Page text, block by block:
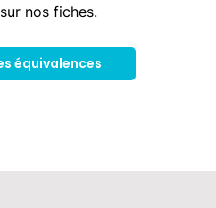
nos fiches.
équivalences